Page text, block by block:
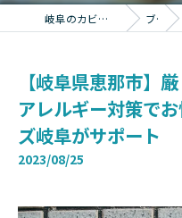
岐阜のカビ取りならカビバスターズ岐阜 ブログ
【岐阜県恵那市】
アレルギー対策で
ズ岐阜がサポート
2023/08/25